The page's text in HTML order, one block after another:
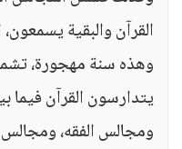
القرآن والبقية
وهذه سنة مهجورة،
يتدارسون القرآن فيما
ومجالس الفقه،